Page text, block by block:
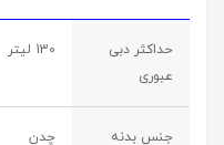
حداکثر دبی
عبوری
130 لیتر
جنس بدنه چدن